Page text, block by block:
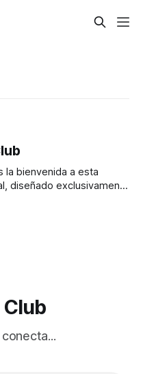
la bienvenida a esta
diseñado exclusivamente
grupo de corredores
Club